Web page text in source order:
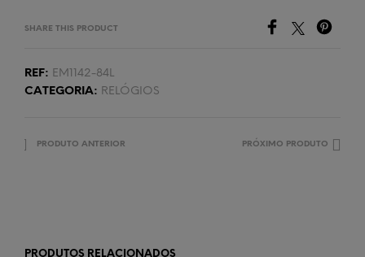
SHARE THIS PRODUCT
REF: EM1142-84L
CATEGORIA: RELÓGIOS
PRODUTO ANTERIOR PRÓXIMO PRODUTO
PRODUTOS RELACIONADOS